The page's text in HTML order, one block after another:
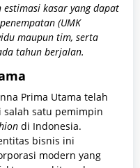
kasar yang dapat
(UMK
maupun tim, serta
tahun berjalan.
Prima Utama telah
salah satu pemimpin
di Indonesia.
bisnis ini
modern yang